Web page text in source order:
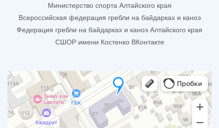
Министерство спорта Алтайского края
Всероссийская федерация гребли на байдарках и каноэ
Федерация гребли на байдарках и каноэ Алтайского края
СШОР имени Костенко ВКонтакте